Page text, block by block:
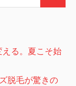
える。夏こそ始
脱毛が驚きの